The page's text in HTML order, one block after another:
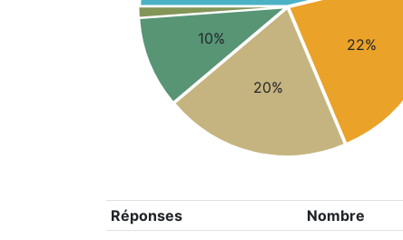
22%
20%
10%
Réponses Nombre